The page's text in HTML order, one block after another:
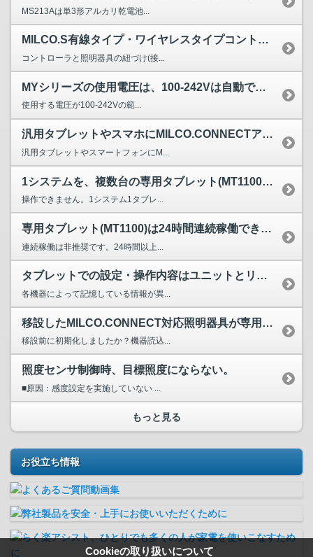
Cookieの取り扱いについて
MS213Aは単3形アルカリ乾電池...
MILCO.S有線タイプ・ワイヤレスタイプコントローラ及び...
コントローラと照明器具の紐づけ(接...
MYシリーズの使用電圧は、100-242Vは自動で認識しますか?
使用する電圧が100-242Vの範...
汎用タブレットやスマホにMILCO.CONNECTアプリを...
汎用タブレットやスマートフォンにM...
1システムを、複数台の専用タブレット(MT1100)で操作...
操作できません。1システム1タブレ...
専用タブレット(MT1100)は24時間連続稼働できますか？
連続稼働は非推奨です。24時間以上...
タブレットでの設定・操作内容はユニットとリモコンのどちらで...
各機器によって記憶している情報が異...
移設したMILCO.CONNECT対応照明器具が専用タブレ...
移設前に初期化しましたか？機器読込...
照度センサ制御時、目標照度にならない。
■原因：感度設定を実施していない ...
もっと見る
お役立ち情報